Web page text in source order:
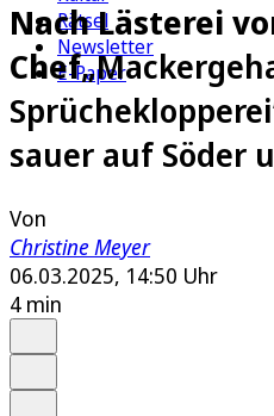
Rätsel
Newsletter
E-Paper
Nach Lästerei
Chef
sauer auf Söder
Von
Christine Meyer
06.03.2025, 14:50 Uhr
4 min